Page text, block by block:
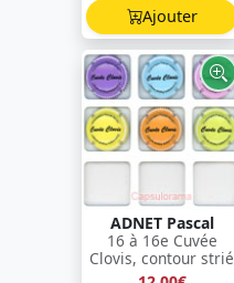
Ajouter
ADNET Pascal
16 à 16e Cuvée
Clovis, contour strié